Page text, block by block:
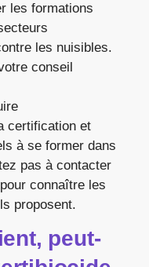
les formations
les nuisibles.
conseil
certification et
à se former dans
pas à contacter
connaître les
proposent.
peut-